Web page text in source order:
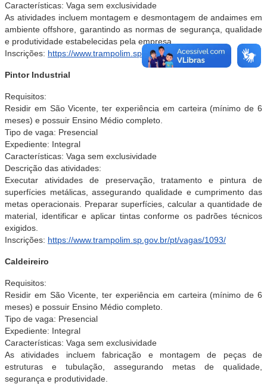
Características: Vaga sem exclusividade
As atividades incluem montagem e desmontagem de andaimes em
ambiente offshore, garantindo as normas de segurança, qualidade
e produtividade estabelecidas pela empresa.
Inscrições: https://www.trampolim.sp.gov.br/pt/vagas/1092/
Pintor Industrial
Requisitos:
Residir em São Vicente, ter experiência em carteira (mínimo de 6
meses) e possuir Ensino Médio completo.
Tipo de vaga: Presencial
Expediente: Integral
Características: Vaga sem exclusividade
Descrição das atividades:
Executar atividades de preservação, tratamento e pintura de
superfícies metálicas, assegurando qualidade e cumprimento das
metas operacionais. Preparar superfícies, calcular a quantidade de
material, identificar e aplicar tintas conforme os padrões técnicos
exigidos.
Inscrições: https://www.trampolim.sp.gov.br/pt/vagas/1093/
Caldeireiro
Requisitos:
Residir em São Vicente, ter experiência em carteira (mínimo de 6
meses) e possuir Ensino Médio completo.
Tipo de vaga: Presencial
Expediente: Integral
Características: Vaga sem exclusividade
As atividades incluem fabricação e montagem de peças de
estruturas e tubulação, assegurando metas de qualidade,
segurança e produtividade.